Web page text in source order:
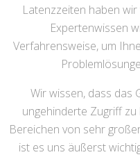
Latenzzeiten haben
Expertenwissen
Verfahrensweise, um
Wir wissen, dass das
ungehinderte Zugriff
Bereichen von sehr
ist es uns äußerst